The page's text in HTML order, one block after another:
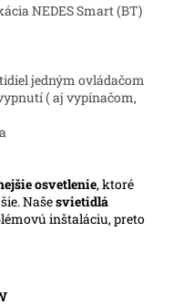
NEDES Smart (BT)
jedným ovládačom
( aj vypínačom,
osvetlenie, ktoré
Našesvietidlá
inštaláciu, preto